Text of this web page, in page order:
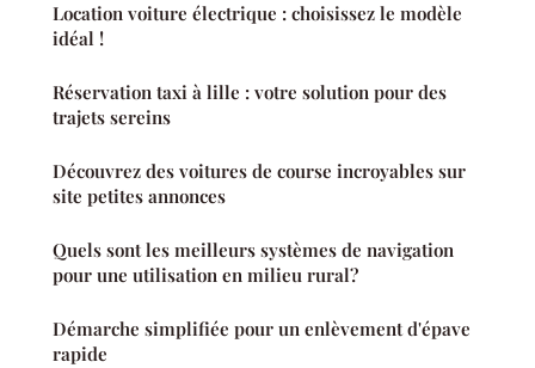
Location voiture électrique : choisissez le modèle
idéal !
Réservation taxi à lille : votre solution pour des
trajets sereins
Découvrez des voitures de course incroyables sur
site petites annonces
Quels sont les meilleurs systèmes de navigation
pour une utilisation en milieu rural?
Démarche simplifiée pour un enlèvement d'épave
rapide